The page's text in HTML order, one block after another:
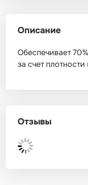
Описание
Обеспечивает
за счет
Отзывы